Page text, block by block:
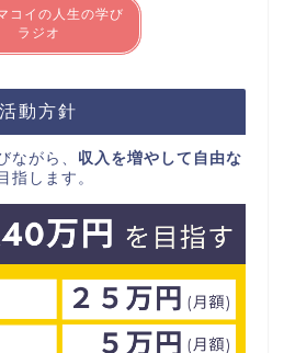
コイの人生の学び
ラジオ
活動方針
ながら、 収入を増やして自由な
指します。